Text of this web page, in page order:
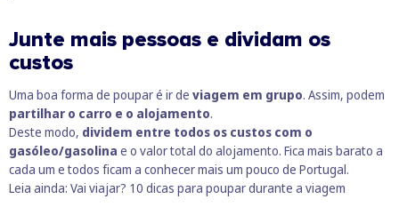
Junte mais pessoas e dividam os
custos
Uma boa forma de poupar é ir de viagem em grupo. Assim, podem
partilhar o carro e o alojamento.
Deste modo, dividem entre todos os custos com o
gasóleo/gasolina e o valor total do alojamento. Fica mais barato a
cada um e todos ficam a conhecer mais um pouco de Portugal.
Leia ainda: Vai viajar? 10 dicas para poupar durante a viagem